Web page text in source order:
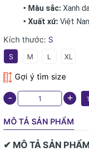
• Màu sắc: Xanh
• Xuất xứ: Việt
Kích thước: S
S M L XL
Gợi ý tìm size
- +
MÔ TẢ SẢN PHẨM
✔ MÔ TẢ SẢN